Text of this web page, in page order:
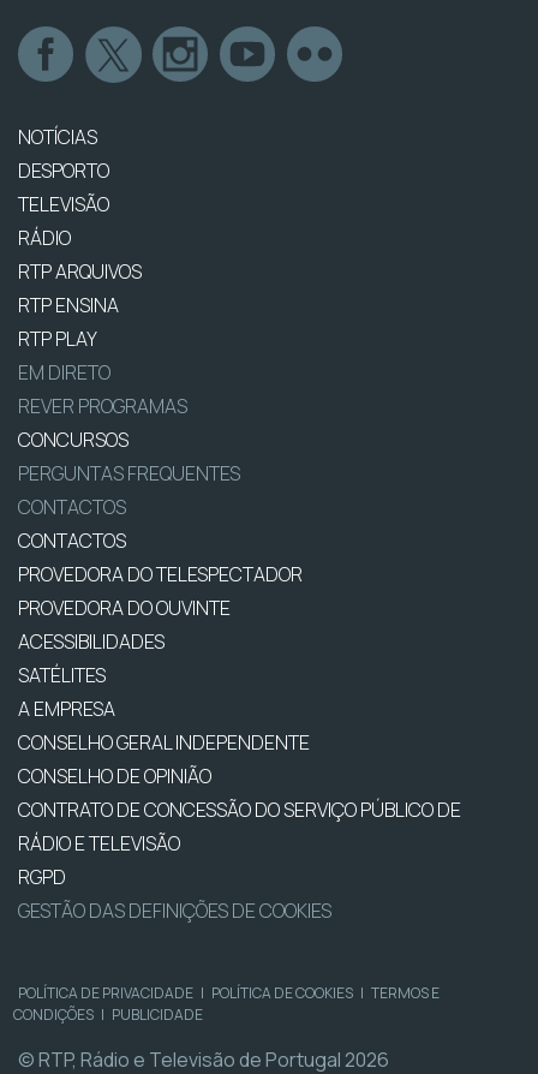
NOTÍCIAS
DESPORTO
TELEVISÃO
RÁDIO
RTP ARQUIVOS
RTP ENSINA
RTP PLAY
EM DIRETO
REVER PROGRAMAS
CONCURSOS
PERGUNTAS FREQUENTES
CONTACTOS
CONTACTOS
PROVEDORA DO TELESPECTADOR
PROVEDORA DO OUVINTE
ACESSIBILIDADES
SATÉLITES
A EMPRESA
CONSELHO GERAL INDEPENDENTE
CONSELHO DE OPINIÃO
CONTRATO DE CONCESSÃO DO SERVIÇO PÚBLICO DE
RÁDIO E TELEVISÃO
RGPD
GESTÃO DAS DEFINIÇÕES DE COOKIES
POLÍTICA DE PRIVACIDADE | POLÍTICA DE COOKIES | TERMOS E
CONDIÇÕES | PUBLICIDADE
© RTP, Rádio e Televisão de Portugal 2026